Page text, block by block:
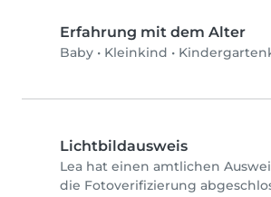
Erfahrung mit dem Alter
Baby • Kleinkind •
Lichtbildausweis
Lea hat einen amtlichen
die Fotoverifizierung